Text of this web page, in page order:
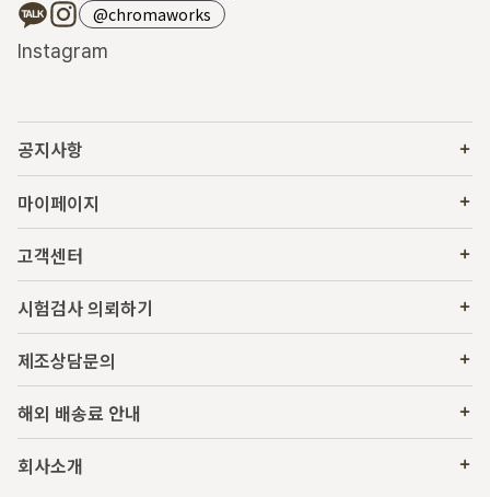
@chromaworks
Instagram
공지사항
마이페이지
고객센터
시험검사 의뢰하기
제조상담문의
해외 배송료 안내
회사소개